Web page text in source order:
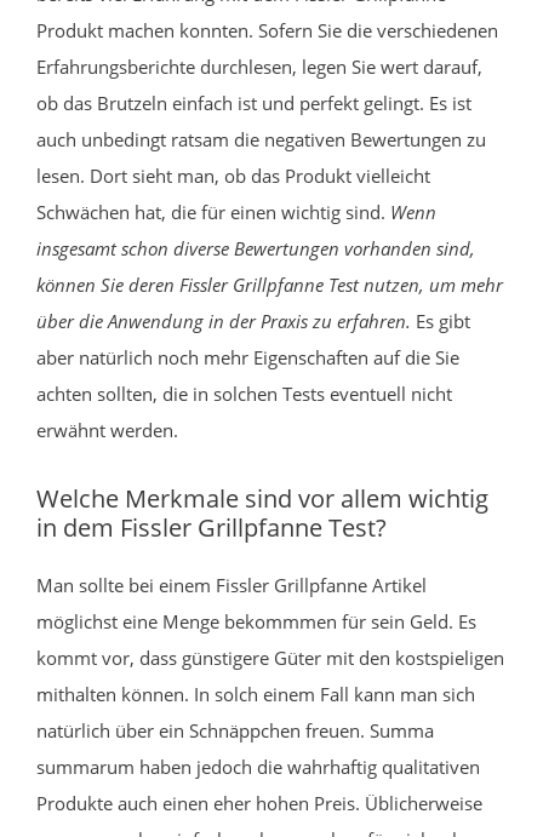
Produkt machen konnten. Sofern Sie die verschiedenen
Erfahrungsberichte durchlesen, legen Sie wert darauf,
ob das Brutzeln einfach ist und perfekt gelingt. Es ist
auch unbedingt ratsam die negativen Bewertungen zu
lesen. Dort sieht man, ob das Produkt vielleicht
Schwächen hat, die für einen wichtig sind. Wenn
insgesamt schon diverse Bewertungen vorhanden sind,
können Sie deren Fissler Grillpfanne Test nutzen, um mehr
über die Anwendung in der Praxis zu erfahren. Es gibt
aber natürlich noch mehr Eigenschaften auf die Sie
achten sollten, die in solchen Tests eventuell nicht
erwähnt werden.
Welche Merkmale sind vor allem wichtig
in dem Fissler Grillpfanne Test?
Man sollte bei einem Fissler Grillpfanne Artikel
möglichst eine Menge bekommmen für sein Geld. Es
kommt vor, dass günstigere Güter mit den kostspieligen
mithalten können. In solch einem Fall kann man sich
natürlich über ein Schnäppchen freuen. Summa
summarum haben jedoch die wahrhaftig qualitativen
Produkte auch einen eher hohen Preis. Üblicherweise